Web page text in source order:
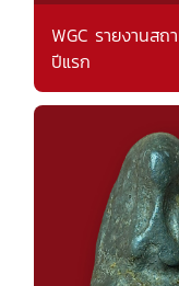
WGC รายงานส
ปีแรก